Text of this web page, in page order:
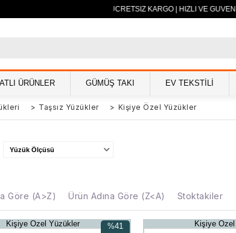
500 TL VE ÜZERİ ÜCRETSİZ KARGO | HIZLI VE
ÜRÜNLER GÜMÜŞ TAKI EV TEKSTİLİ
> Taşsız Yüzükler > Kişiye Özel Yüzükler
Yüzük Ölçüsü
Göre (A>Z) Ürün Adına Göre (Z<A) Stoktakiler
Kişiye Özel Yüzükler
%41
Kişiye